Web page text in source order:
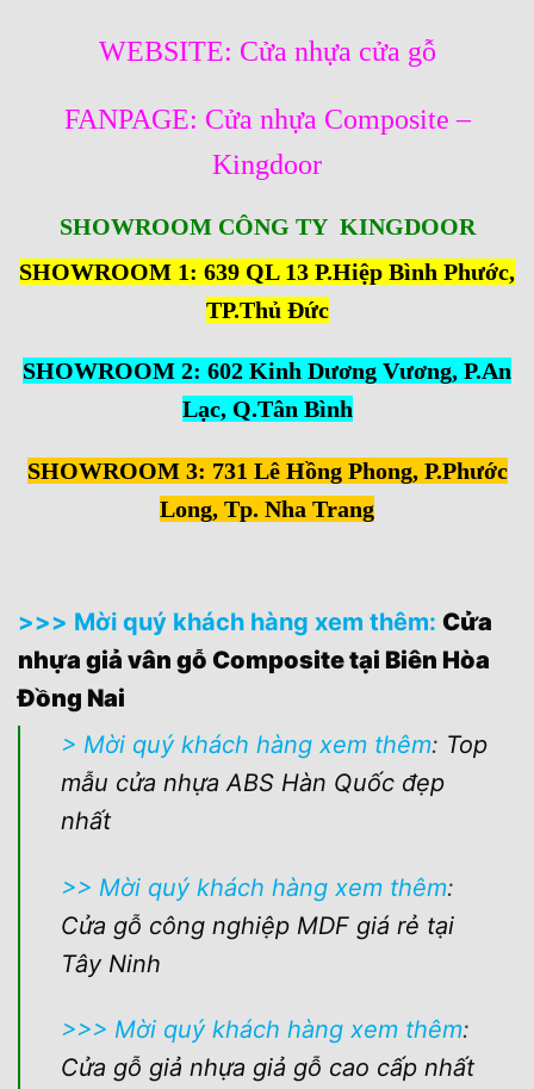
WEBSITE: Cửa nhựa cửa gỗ
FANPAGE: Cửa nhựa Composite –
Kingdoor
SHOWROOM CÔNG TY KINGDOOR
SHOWROOM 1: 639 QL 13 P.Hiệp Bình Phước,
TP.Thủ Đức
SHOWROOM 2: 602 Kinh Dương Vương, P.An
Lạc, Q.Tân Bình
SHOWROOM 3: 731 Lê Hồng Phong, P.Phước
Long, Tp. Nha Trang
>>> Mời quý khách hàng xem thêm: Cửa
nhựa giả vân gỗ Composite tại Biên Hòa
Đồng Nai
> Mời quý khách hàng xem thêm: Top
mẫu cửa nhựa ABS Hàn Quốc đẹp
nhất
>> Mời quý khách hàng xem thêm:
Cửa gỗ công nghiệp MDF giá rẻ tại
Tây Ninh
>>> Mời quý khách hàng xem thêm:
Cửa gỗ giả nhựa giả gỗ cao cấp nhất